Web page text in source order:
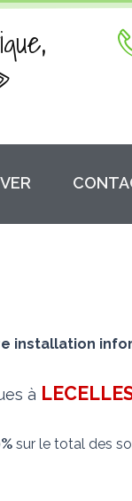
installation
à
sur le total des